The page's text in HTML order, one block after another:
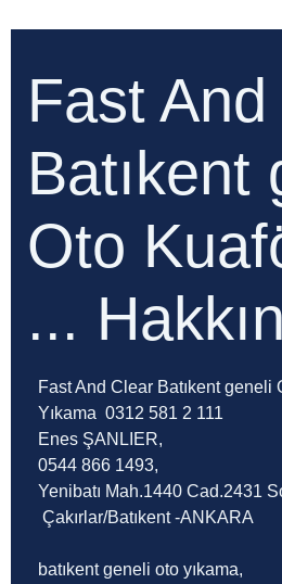
Fast
Batıkent
Oto
...
Fast And Clear Batıkent geneli
Yıkama 0312 581 2 111
Enes ŞANLIER,
0544 866 1493,
Yenibatı Mah.1440 Cad.2431
Çakırlar/Batıkent -ANKARA
batıkent geneli oto yıkama,